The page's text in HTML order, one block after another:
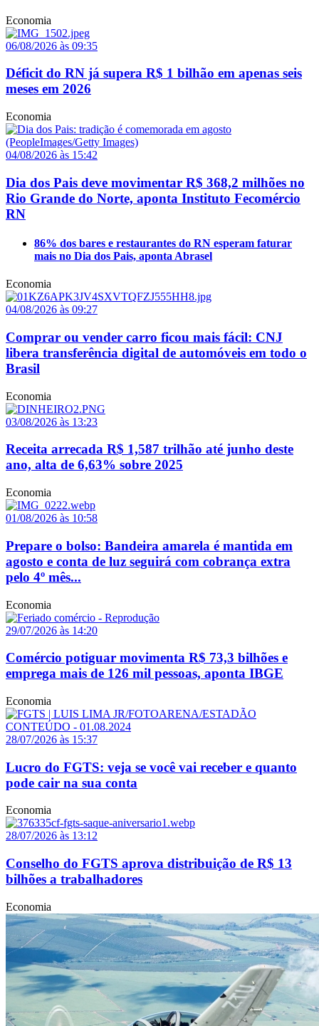
Economia
06/08/2026 às 09:35
Déficit do RN já supera R$ 1 bilhão em apenas seis
meses em 2026
Economia
04/08/2026 às 15:42
Dia dos Pais deve movimentar R$ 368,2 milhões no
Rio Grande do Norte, aponta Instituto Fecomércio
RN
86% dos bares e restaurantes do RN esperam faturar
mais no Dia dos Pais, aponta Abrasel
Economia
04/08/2026 às 09:27
Comprar ou vender carro ficou mais fácil: CNJ
libera transferência digital de automóveis em todo o
Brasil
Economia
03/08/2026 às 13:23
Receita arrecada R$ 1,587 trilhão até junho deste
ano, alta de 6,63% sobre 2025
Economia
01/08/2026 às 10:58
Prepare o bolso: Bandeira amarela é mantida em
agosto e conta de luz seguirá com cobrança extra
pelo 4º mês...
Economia
29/07/2026 às 14:20
Comércio potiguar movimenta R$ 73,3 bilhões e
emprega mais de 126 mil pessoas, aponta IBGE
Economia
28/07/2026 às 15:37
Lucro do FGTS: veja se você vai receber e quanto
pode cair na sua conta
Economia
28/07/2026 às 13:12
Conselho do FGTS aprova distribuição de R$ 13
bilhões a trabalhadores
Economia